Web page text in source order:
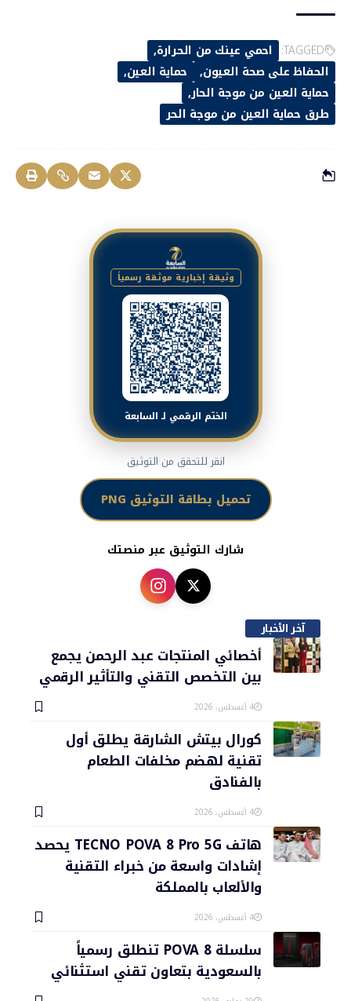
TAGGED: احمي عينك من الحرارة
الحفاظ على صحة العيون
حماية العين
حماية العين من موجة الحار
طرق حماية العين من موجة الحر
وثيقة إخبارية موثقة رسمياً
الختم الرقمي لـ السابعة
انقر للتحقق من التوثيق
تحميل بطاقة التوثيق PNG
شارك التوثيق عبر منصتك
آخر الأخبار
أخصائي المنتجات عبد الرحمن يجمع
بين التخصص التقني والتأثير الرقمي
4 أغسطس، 2026
كورال بيتش الشارقة يطلق أول
تقنية لهضم مخلفات الطعام
بالفنادق
4 أغسطس، 2026
هاتف TECNO POVA 8 Pro 5G يحصد
إشادات واسعة من خبراء التقنية
والألعاب بالمملكة
4 أغسطس، 2026
سلسلة POVA 8 تنطلق رسمياً
بالسعودية بتعاون تقني استثنائي